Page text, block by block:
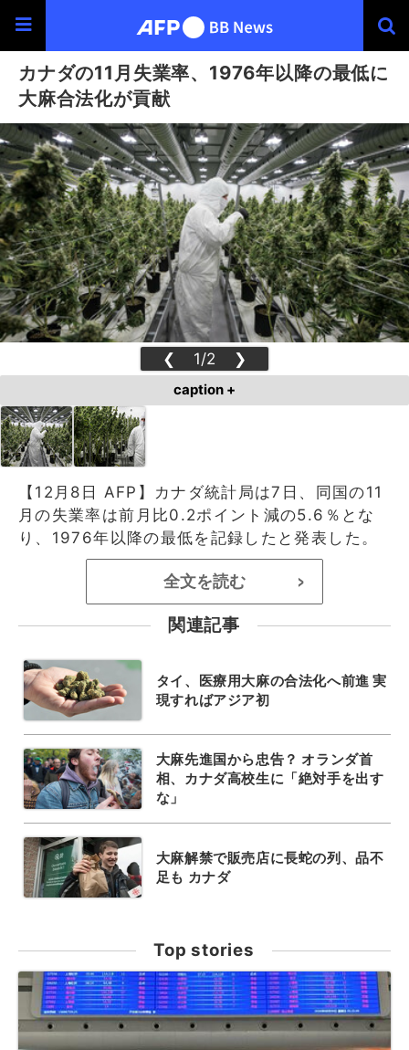
カナダの11月失業率、1976年以降の最低に
大麻合法化が貢献
❮ 1/2 ❯
caption +
【12月8日 AFP】カナダ統計局は7日、同国の11
月の失業率は前月比0.2ポイント減の5.6％とな
り、1976年以降の最低を記録したと発表した。
全文を読む >
関連記事
タイ、医療用大麻の合法化へ前進 実
現すればアジア初
大麻先進国から忠告？ オランダ首
相、カナダ高校生に「絶対手を出す
な」
大麻解禁で販売店に長蛇の列、品不
足も カナダ
Top stories